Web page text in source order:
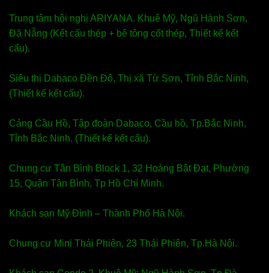
Trung tâm hội nghị ARIYANA. Khuê Mỹ, Ngũ Hành Sơn,
Đã Nẵng (Kết cấu thép + bê tông cốt thép, Thiết kế kết
cấu).
Siêu thị Dabaco Đền Đô, Thị xã Từ Sơn, Tỉnh Bắc Ninh,
(Thiết kế kết cấu).
Cảng Cầu Hồ, Tập đoàn Dabaco, Cầu hồ, Tp.Bắc Ninh,
Tỉnh Bắc Ninh. (Thiết kế kết cấu).
Chung cư Tân Bình Block 1, 32 Hoàng Bật Đạt, Phường
15, Quận Tân Bình, Tp Hồ Chí Minh.
Khách sạn Mỹ Đình – Thành Phố Hà Nội.
Chung cư Mini Thái Phiên, 23 Thái Phiên, Tp.Hà Nội.